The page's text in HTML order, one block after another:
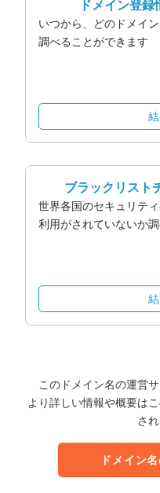
ドメイン登録
いつから、どのドメイ
調べることができます
ブラックリスト
世界各国のセキュリテ
利用がされていないか
このドメイン名の運営
より詳しい情報や概要は
さ
ドメイン